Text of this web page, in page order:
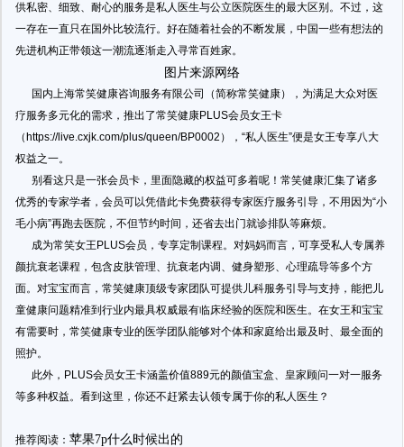
供私密、细致、耐心的服务是私人医生与公立医院医生的最大区别。不过，这
一存在一直只在国外比较流行。好在随着社会的不断发展，中国一些有想法的
先进机构正带领这一潮流逐渐走入寻常百姓家。
图片来源网络
国内上海常笑健康咨询服务有限公司（简称常笑健康），为满足大众对医
疗服务多元化的需求，推出了常笑健康PLUS会员女王卡
（https://live.cxjk.com/plus/queen/BP0002），“私人医生”便是女王专享八大
权益之一。
别看这只是一张会员卡，里面隐藏的权益可多着呢！常笑健康汇集了诸多
优秀的专家学者，会员可以凭借此卡免费获得专家医疗服务引导，不用因为“小
毛小病”再跑去医院，不但节约时间，还省去出门就诊排队等麻烦。
成为常笑女王PLUS会员，专享定制课程。对妈妈而言，可享受私人专属养
颜抗衰老课程，包含皮肤管理、抗衰老内调、健身塑形、心理疏导等多个方
面。对宝宝而言，常笑健康顶级专家团队可提供儿科服务引导与支持，能把儿
童健康问题精准到行业内最具权威最有临床经验的医院和医生。在女王和宝宝
有需要时，常笑健康专业的医学团队能够对个体和家庭给出最及时、最全面的
照护。
此外，PLUS会员女王卡涵盖价值889元的颜值宝盒、皇家顾问一对一服务
等多种权益。看到这里，你还不赶紧去认领专属于你的私人医生？
推荐阅读： 苹果7p什么时候出的